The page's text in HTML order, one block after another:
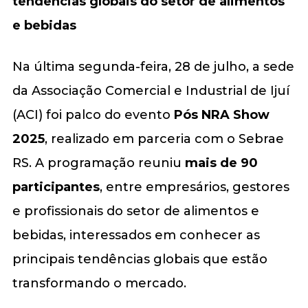
e bebidas
Na última segunda-feira, 28 de julho, a sede
da Associação Comercial e Industrial de Ijuí
(ACI) foi palco do evento Pós NRA Show
2025, realizado em parceria com o Sebrae
RS. A programação reuniu mais de 90
participantes, entre empresários, gestores
e profissionais do setor de alimentos e
bebidas, interessados em conhecer as
principais tendências globais que estão
transformando o mercado.